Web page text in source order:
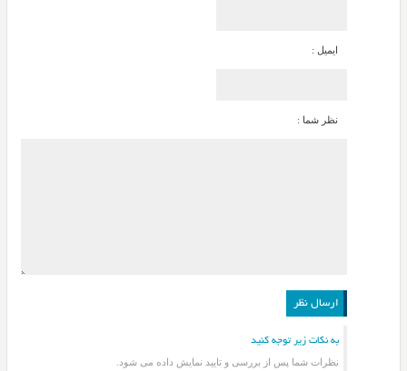
ایمیل :
نظر شما :
به نکات زیر توجه کنید
نظرات شما پس از بررسی و تایید نمایش داده می شود.